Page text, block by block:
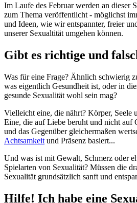
Im Laufe des Februar werden an dieser
zum Thema veröffentlicht - möglichst
und Ideen, wie wir entspannter, freier
unserer Sexualtität umgehen können.
Gibt es richtige und
Was für eine Frage? Ähnlich schwierig
was eigentlich Gesundheit ist, oder in
gesunde Sexualität wohl sein mag?
Vielleicht eine, die nährt? Körper, Seele
Eine, die auf Liebe beruht und nicht auf
und das Gegenüber gleichermaßen
Achtsamkeit und Präsenz basiert...
Und was ist mit Gewalt, Schmerz oder
Spielarten von Sexualität? Müssen die
Sexualität grundsätzlich sanft und
Hilfe! Ich habe eine